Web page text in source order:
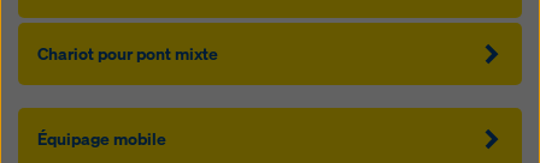
Chariot pour pont mixte
Équipage mobile